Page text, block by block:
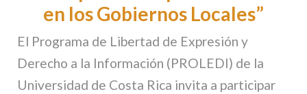
en los Gobiernos Locales”
El Programa de Libertad de Expresión y
Derecho a la Información (PROLEDI) de la
Universidad de Costa Rica invita a participar